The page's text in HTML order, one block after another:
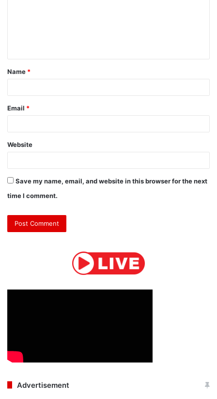
t
*
Name *
Email *
Website
Save my name, email, and website in this browser for the next
time I comment.
Advertisement